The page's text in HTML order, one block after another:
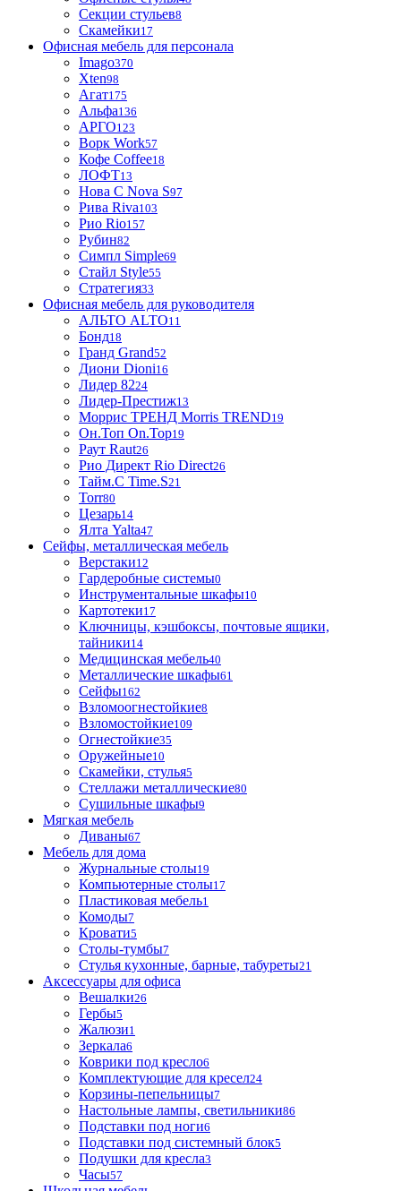
Секции стульев8
Скамейки17
Офисная мебель для персонала
Imago370
Xten98
Агат175
Альфа136
АРГО123
Ворк Work57
Кофе Coffee18
ЛОФТ13
Нова С Nova S97
Рива Riva103
Рио Rio157
Рубин82
Симпл Simple69
Стайл Style55
Стратегия33
Офисная мебель для руководителя
АЛЬТО ALTO11
Бонд18
Гранд Grand52
Диони Dioni16
Лидер 8224
Лидер-Престиж13
Моррис ТРЕНД Morris TREND19
Он.Топ On.Top19
Раут Raut26
Рио Директ Rio Direct26
Тайм.С Time.S21
Torr80
Цезарь14
Ялта Yalta47
Сейфы, металлическая мебель
Верстаки12
Гардеробные системы0
Инструментальные шкафы10
Картотеки17
Ключницы, кэшбоксы, почтовые ящики,
тайники14
Медицинская мебель40
Металлические шкафы61
Сейфы162
Взломоогнестойкие8
Взломостойкие109
Огнестойкие35
Оружейные10
Скамейки, стулья5
Стеллажи металлические80
Сушильные шкафы9
Мягкая мебель
Диваны67
Мебель для дома
Журнальные столы19
Компьютерные столы17
Пластиковая мебель1
Комоды7
Кровати5
Столы-тумбы7
Стулья кухонные, барные, табуреты21
Аксессуары для офиса
Вешалки26
Гербы5
Жалюзи1
Зеркала6
Коврики под кресло6
Комплектующие для кресел24
Корзины-пепельницы7
Настольные лампы, светильники86
Подставки под ноги6
Подставки под системный блок5
Подушки для кресла3
Часы57